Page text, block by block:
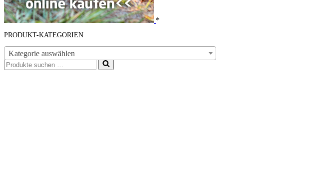
*
PRODUKT-KATEGORIEN
Kategorie auswählen
Suchen
nach …